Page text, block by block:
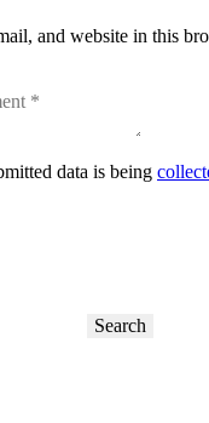
and website in this
data is being